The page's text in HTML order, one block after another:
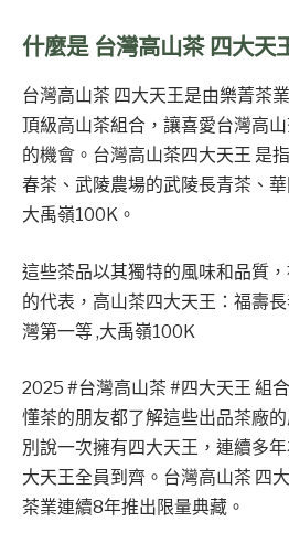
什麼是 台灣高山茶 四大天
台灣高山茶 四大天王是由樂菁茶
頂級高山茶組合，讓喜愛台灣高
的機會。台灣高山茶四大天王 是
春茶、武陵農場的武陵長青茶、
大禹嶺100K。
這些茶品以其獨特的風味和品質
的代表，高山茶四大天王：福壽
灣第一等 ,大禹嶺100K
2025 #台灣高山茶 #四大天王 組
懂茶的朋友都了解這些出品茶廠
別說一次擁有四大天王，連續多
大天王全員到齊。台灣高山茶 四
茶業連續8年推出限量典藏。